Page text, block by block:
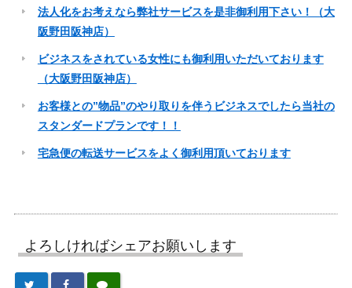
法人化をお考えなら弊社サービスを是非御利用下さい！（大
阪野田阪神店）
ビジネスをされている女性にも御利用いただいております
（大阪野田阪神店）
お客様との”物品”のやり取りを伴うビジネスでしたら当社の
スタンダードプランです！！
宅急便の転送サービスをよく御利用頂いております
よろしければシェアお願いします